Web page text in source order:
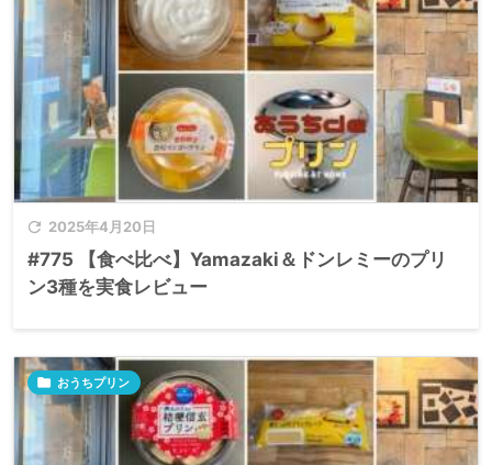
 2025年4月20日
#775 【食べ比べ】Yamazaki＆ドンレミーのプリ
ン3種を実食レビュー
 おうちプリン